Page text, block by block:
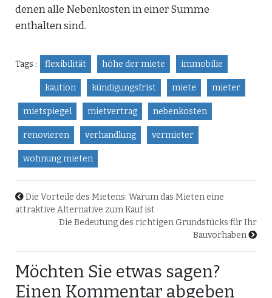
denen alle Nebenkosten in einer Summe
enthalten sind.
Tags : flexibilität höhe der miete immobilie
kaution kündigungsfrist miete mieter
mietspiegel mietvertrag nebenkosten
renovieren verhandlung vermieter
wohnung mieten
Die Vorteile des Mietens: Warum das Mieten eine
attraktive Alternative zum Kauf ist
Die Bedeutung des richtigen Grundstücks für Ihr
Bauvorhaben
Möchten Sie etwas sagen?
Einen Kommentar abgeben